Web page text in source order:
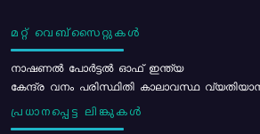
മറ്റ് വെബ്സൈറ്റുകൾ
നാഷണൽ പോർട്ടൽ ഓഫ് ഇന്ത്യ
കേന്ദ്ര വനം പരിസ്ഥിതി കാലാവസ്ഥ
പ്രധാനപ്പെട്ട ലിങ്കുകൾ